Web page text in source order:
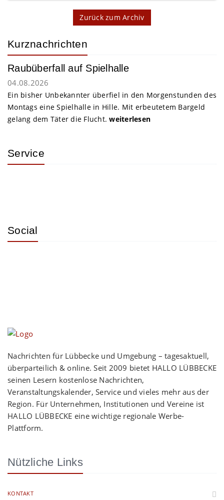
Zurück zum Archiv
Kurznachrichten
Raubüberfall auf Spielhalle
04.08.2026
Ein bisher Unbekannter überfiel in den Morgenstunden des
Montags eine Spielhalle in Hille. Mit erbeutetem Bargeld
gelang dem Täter die Flucht.weiterlesen
Service
Social
Nachrichten für Lübbecke und Umgebung – tagesaktuell,
überparteilich & online. Seit 2009 bietet HALLO LÜBBECKE
seinen Lesern kostenlose Nachrichten,
Veranstaltungskalender, Service und vieles mehr aus der
Region. Für Unternehmen, Institutionen und Vereine ist
HALLO LÜBBECKE eine wichtige regionale Werbe-
Plattform.
Nützliche Links
KONTAKT